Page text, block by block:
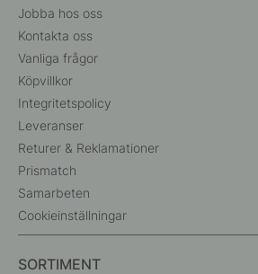
Jobba hos oss
Kontakta oss
Vanliga frågor
Köpvillkor
Integritetspolicy
Leveranser
Returer & Reklamationer
Prismatch
Samarbeten
Cookieinställningar
SORTIMENT